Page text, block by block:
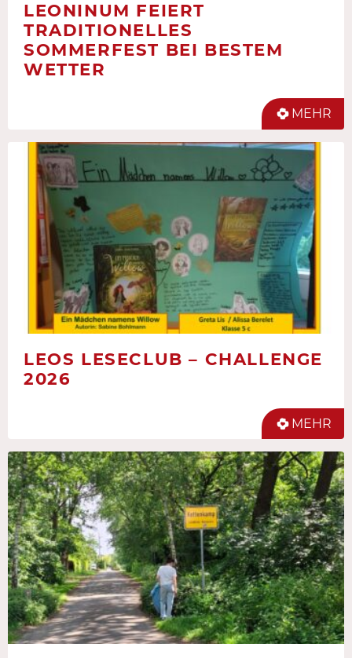
LEONINUM FEIERT
TRADITIONELLES
SOMMERFEST BEI BESTEM
WETTER
MEHR
LEOS LESECLUB – CHALLENGE
2026
MEHR